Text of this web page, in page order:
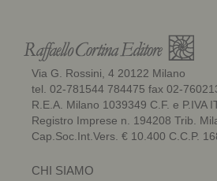
Via G. Rossini, 4 20122 Milano
tel. 02-781544 784475 fax 02-
R.E.A. Milano 1039349 C.F. e P.IVA
Registro Imprese n. 194208 Trib.
Cap.Soc.Int.Vers. € 10.400 C.C.P.
CHI SIAMO